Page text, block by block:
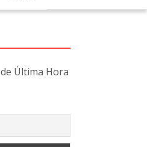
Última Hora